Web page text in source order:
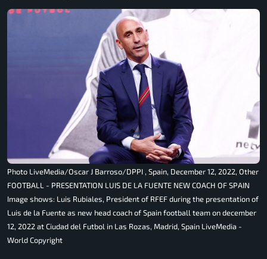
Photo LiveMedia/Oscar J Barroso/DPPI , Spain, December 12, 2022, Other
FOOTBALL - PRESENTATION LUIS DE LA FUENTE NEW COACH OF SPAIN
Image shows: Luis Rubiales, President of RFEF during the presentation of
Luis de la Fuente as new head coach of Spain football team on december
12, 2022 at Ciudad del Futbol in Las Rozas, Madrid, Spain LiveMedia -
World Copyright